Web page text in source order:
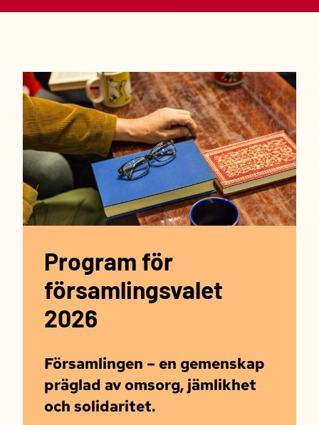
Program för
församlingsvalet
2026
Församlingen – en gemenskap
präglad av omsorg, jämlikhet
och solidaritet.